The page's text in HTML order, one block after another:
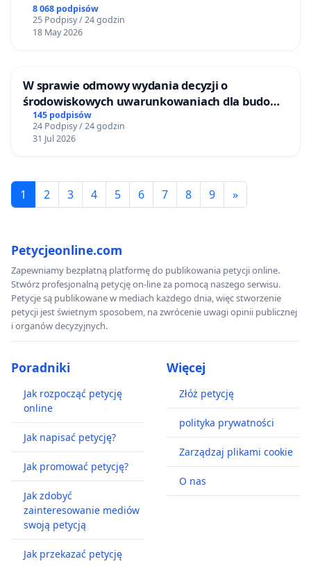
8 068 podpisów
25 Podpisy / 24 godzin
18 May 2026
W sprawie odmowy wydania decyzji o
środowiskowych uwarunkowaniach dla budowy
zakładu wytwarzania biometanu „Krynki” w
Ostrowiu Południowym oraz ochrony
mieszkańców i Puszczy Knyszyńskiej
145 podpisów
24 Podpisy / 24 godzin
31 Jul 2026
1 2 3 4 5 6 7 8 9 »
Petycjeonline.com
Zapewniamy bezpłatną platformę do publikowania petycji online.
Stwórz profesjonalną petycję on-line za pomocą naszego serwisu.
Petycje są publikowane w mediach każdego dnia, więc stworzenie
petycji jest świetnym sposobem, na zwrócenie uwagi opinii publicznej
i organów decyzyjnych.
Poradniki
Jak rozpocząć petycję
online
Jak napisać petycję?
Jak promować petycję?
Jak zdobyć
zainteresowanie mediów
swoją petycją
Jak przekazać petycję
Więcej
Złóż petycję
polityka prywatności
Zarządzaj plikami cookie
O nas